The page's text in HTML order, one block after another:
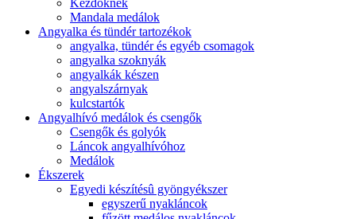
Kezdőknek
Mandala medálok
Angyalka és tündér tartozékok
angyalka, tündér és egyéb csomagok
angyalka szoknyák
angyalkák készen
angyalszárnyak
kulcstartók
Angyalhívó medálok és csengők
Csengők és golyók
Láncok angyalhívóhoz
Medálok
Ékszerek
Egyedi készítésû gyöngyékszer
egyszerű nyakláncok